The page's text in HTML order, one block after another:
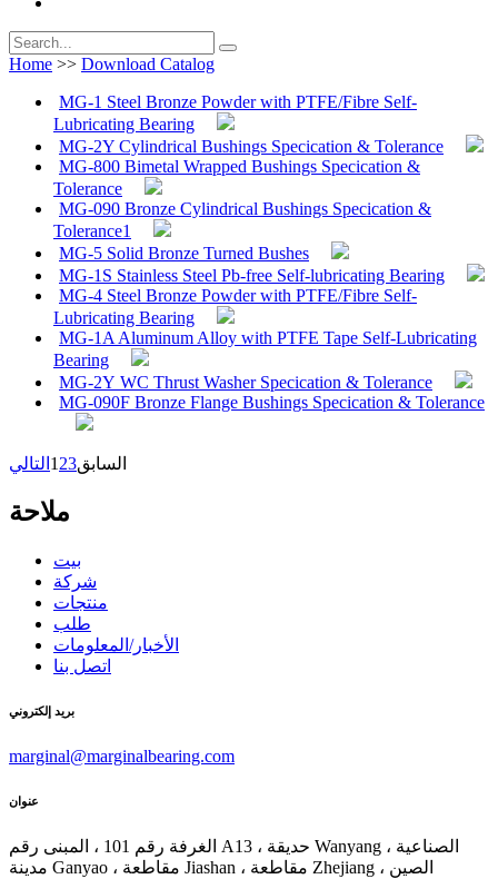
Home >> Download Catalog
MG-1 Steel Bronze Powder with PTFE/Fibre Self-
Lubricating Bearing
MG-2Y Cylindrical Bushings Specication & Tolerance
MG-800 Bimetal Wrapped Bushings Specication &
Tolerance
MG-090 Bronze Cylindrical Bushings Specication &
Tolerance1
MG-5 Solid Bronze Turned Bushes
MG-1S Stainless Steel Pb-free Self-lubricating Bearing
MG-4 Steel Bronze Powder with PTFE/Fibre Self-
Lubricating Bearing
MG-1A Aluminum Alloy with PTFE Tape Self-Lubricating
Bearing
MG-2Y WC Thrust Washer Specication & Tolerance
MG-090F Bronze Flange Bushings Specication & Tolerance
السابق 1 23 التالي
ملاحة
بيت
شركة
منتجات
طلب
الأخبار/المعلومات
اتصل بنا
بريد إلكتروني
marginal@marginalbearing.com
عنوان
الغرفة رقم 101 ، المبنى رقم A13 ، حديقة Wanyang الصناعية ،
مدينة Ganyao ، مقاطعة Jiashan ، مقاطعة Zhejiang ، الصين